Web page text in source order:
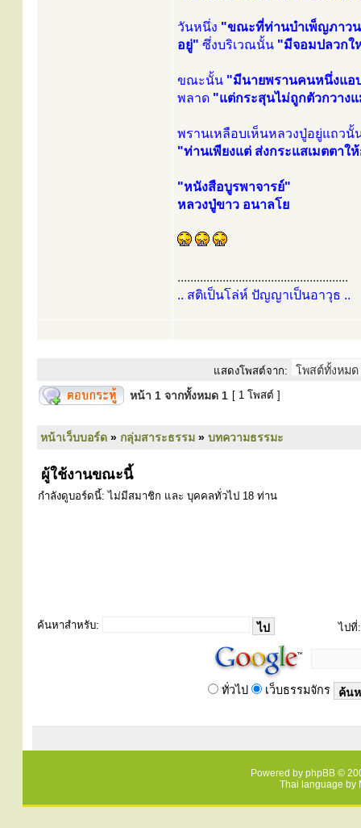
วันหนึ่ง "ขณะที่ท่านบำเพ็ญภาวน
อยู่" ซึ่งบริเวณนั้น "มีจอมปลวกใ
ขณะนั้น "มีนายพรานคนหนึ่งแอ
พลาด "แต่กระสุนไม่ถูกตัวกวาง
พรานเหลือบเห็นหลวงปู่อยู่แถวนั้
"ท่านเพียงแต่ ส่งกระแสเมตตาใ
"หนังสือบูรพาจารย์"
หลวงปู่ขาว อนาลโย
.....................................................
.. สติเป็นโล่ห์ ปัญญาเป็นอาวุธ ..
แสดงโพสต์จาก:
หน้า 1 จากทั้งหมด 1 [ 1 โพสต์ ]
หน้าเว็บบอร์ด » กลุ่มสาระธรรม » บทความธรรมะ
ผู้ใช้งานขณะนี้
กำลังดูบอร์ดนี้: ไม่มีสมาชิก และ บุคคลทั่วไป 18 ท่าน
ค้นหาสำหรับ: ไปที่:
ทั่วไป เว็บธรรมจักร
Powered by phpBB ©
Thai language by